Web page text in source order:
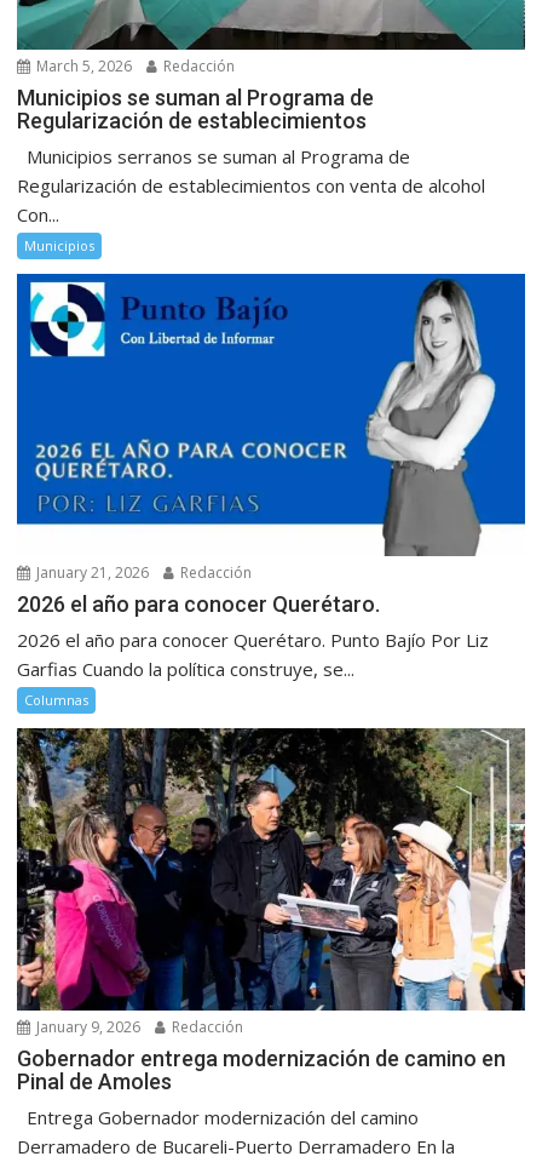
March 5, 2026 Redacción
Municipios se suman al Programa de
Regularización de establecimientos
Municipios serranos se suman al Programa de
Regularización de establecimientos con venta de alcohol
Con...
Municipios
January 21, 2026 Redacción
2026 el año para conocer Querétaro.
2026 el año para conocer Querétaro. Punto Bajío Por Liz
Garfias Cuando la política construye, se...
Columnas
January 9, 2026 Redacción
Gobernador entrega modernización de camino en
Pinal de Amoles
Entrega Gobernador modernización del camino
Derramadero de Bucareli-Puerto Derramadero En la